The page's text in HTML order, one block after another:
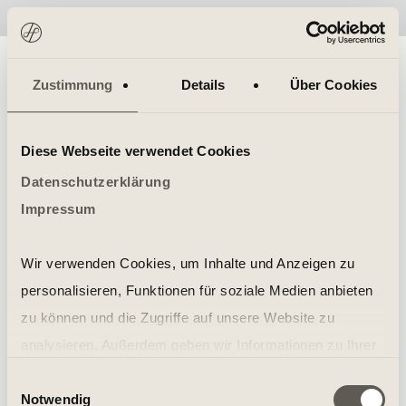
Zustimmung Details Über Cookies
Diese Webseite verwendet Cookies
Datenschutzerklärung
Impressum
Wir verwenden Cookies, um Inhalte und Anzeigen zu
personalisieren, Funktionen für soziale Medien anbieten
zu können und die Zugriffe auf unsere Website zu
soziale Medien, Werbung und Analysen weiter. Unsere
Notwendig